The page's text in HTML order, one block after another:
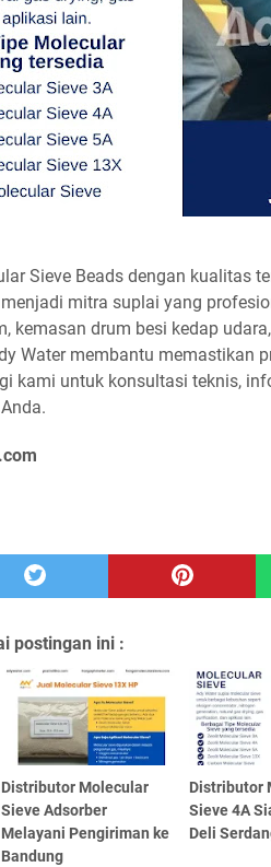
Sieve Beads dengan kualitas
mitra suplai yang
kemasan drum besi kedap
Water membantu memastikan
kami untuk konsultasi teknis,
postingan ini :
Distributor Molecular
Sieve Adsorber
Melayani Pengiriman ke
Bandung
Distributor
Sieve 4A
Deli